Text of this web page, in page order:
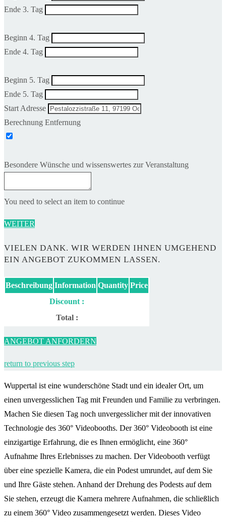
Ende 3. Tag
Beginn 4. Tag
Ende 4. Tag
Beginn 5. Tag
Ende 5. Tag
Start Adresse
Berechnung Entfernung
Besondere Wünsche und wissenswertes zur Veranstaltung
You need to select an item to continue
WEITER
VIELEN DANK. WIR WERDEN IHNEN UMGEHEND
EIN ANGEBOT ZUKOMMEN LASSEN.
Beschreibung Information Quantity Price
Discount :
Total :
ANGEBOT ANFORDERN
return to previous step
Wuppertal ist eine wunderschöne Stadt und ein idealer Ort, um
einen unvergesslichen Tag mit Freunden und Familie zu verbringen.
Machen Sie diesen Tag noch unvergesslicher mit der innovativen
Technologie des 360° Videobooths. Der 360° Videobooth ist eine
einzigartige Erfahrung, die es Ihnen ermöglicht, eine 360°
Aufnahme Ihres Erlebnisses zu machen. Der Videobooth verfügt
über eine spezielle Kamera, die ein Podest umrundet, auf dem Sie
und Ihre Gäste stehen. Anhand der Drehung des Podests auf dem
Sie stehen, erzeugt die Kamera mehrere Aufnahmen, die schließlich
zu einem 360° Video zusammengesetzt werden. Dieses Video